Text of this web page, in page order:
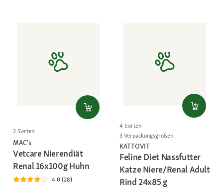
2 Sorten
MAC's
Vetcare Nierendiät
Renal 16x100g Huhn
4.0 (28)
4 Sorten
3 Verpackungsgrößen
KATTOVIT
Feline Diet Nassfutter
Katze Niere/Renal Adult
Rind 24x85 g